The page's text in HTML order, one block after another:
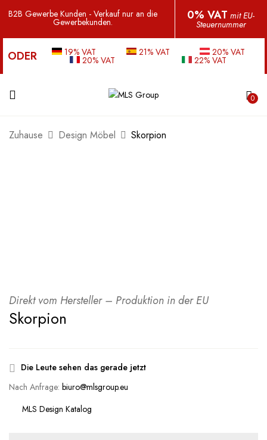
B2B Gewerbe Kunden - Verkauf nur an die
Gewerbekunden. 0% VAT mit EU-
Steuernummer
ODER 19% VAT 21% VAT 20% VAT
20% VAT 22% VAT
0
Zuhause Design Möbel Skorpion
Direkt vom Hersteller – Produktion in der EU
Skorpion
Die Leute sehen das gerade jetzt
Nach Anfrage: biuro@mlsgroup.eu
MLS Design Katalog